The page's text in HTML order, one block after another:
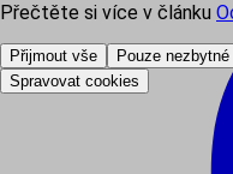
Přečtěte si více v článku
Přijmout vše
Pouze
Spravovat cookies